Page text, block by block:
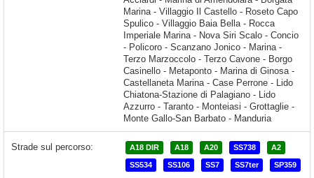
Strade sul percorso: A18 DIR A18 A20 SS738 A2
SS534 SS106 SS7 SS7ter SP359